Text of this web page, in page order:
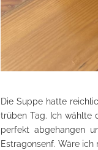
Die Suppe hatte
trüben Tag. Ich wählte
perfekt abgehangen
Estragonsenf. Wäre